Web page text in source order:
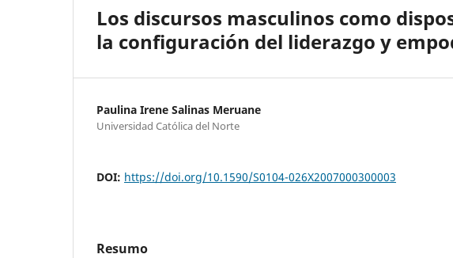
Los discursos masculinos como
la configuración del liderazgo y
Paulina Irene Salinas Meruane
Universidad Católica del Norte
DOI: https://doi.org/10.1590/S0104-026X2007000300003
Resumo